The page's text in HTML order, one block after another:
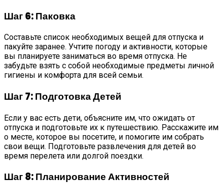
Шаг 6: Паковка
Составьте список необходимых вещей для отпуска и
пакуйте заранее. Учтите погоду и активности, которые
вы планируете заниматься во время отпуска. Не
забудьте взять с собой необходимые предметы личной
гигиены и комфорта для всей семьи.
Шаг 7: Подготовка Детей
Если у вас есть дети, объясните им, что ожидать от
отпуска и подготовьте их к путешествию. Расскажите им
о месте, которое вы посетите, и помогите им собрать
свои вещи. Подготовьте развлечения для детей во
время перелета или долгой поездки.
Шаг 8: Планирование Активностей